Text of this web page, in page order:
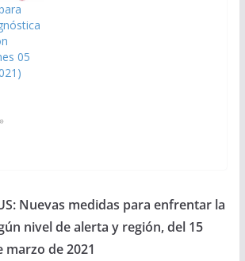
05
Nuevas medidas para enfrentar la
nivel de alerta y región, del 15
marzo de 2021